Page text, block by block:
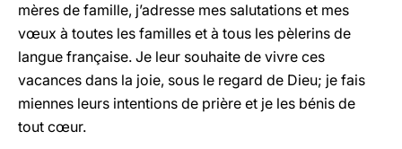
mères de famille, j’adresse mes salutations et mes
vœux à toutes les familles et à tous les pèlerins de
langue française. Je leur souhaite de vivre ces
vacances dans la joie, sous le regard de Dieu; je fais
miennes leurs intentions de prière et je les bénis de
tout cœur.